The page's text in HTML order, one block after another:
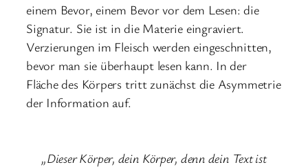
einem Bevor, einem Bevor vor dem Lesen: die
Signatur. Sie ist in die Materie eingraviert.
Verzierungen im Fleisch werden eingeschnitten,
bevor man sie überhaupt lesen kann. In der
Fläche des Körpers tritt zunächst die Asymmetrie
der Information auf.
„Dieser Körper, dein Körper, denn dein Text ist